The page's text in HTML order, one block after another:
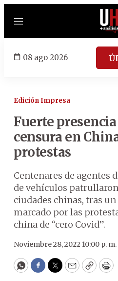
Menú
08 ago 2026
Edición Impresa
Fuerte
censura en
protestas
Centenares de agentes
de vehículos
ciudades chinas, tras
marcado por las
china de “cero Covid”.
Noviembre 28, 2022 10:00 p. m.
WhatsApp
Facebook
Twitter
EmailCopy